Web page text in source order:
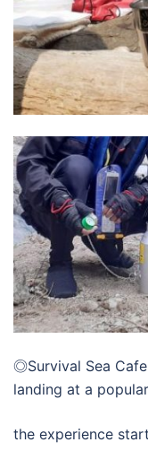
◎Survival Sea
landing at a
the experience